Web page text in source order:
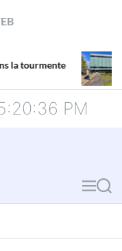
La mission de la
menacée par un
:20:37 PM
M
n
S
a